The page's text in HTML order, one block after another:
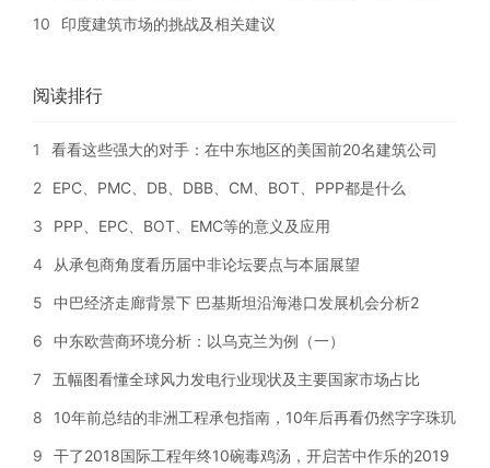
10 印度建筑市场的挑战及相关建议
阅读排行
1 看看这些强大的对手：在中东地区的美国前20名建筑公司
2 EPC、PMC、DB、DBB、CM、BOT、PPP都是什么
3 PPP、EPC、BOT、EMC等的意义及应用
4 从承包商角度看历届中非论坛要点与本届展望
5 中巴经济走廊背景下 巴基斯坦沿海港口发展机会分析2
6 中东欧营商环境分析：以乌克兰为例（一）
7 五幅图看懂全球风力发电行业现状及主要国家市场占比
8 10年前总结的非洲工程承包指南，10年后再看仍然字字珠玑
9 干了2018国际工程年终10碗毒鸡汤，开启苦中作乐的2019